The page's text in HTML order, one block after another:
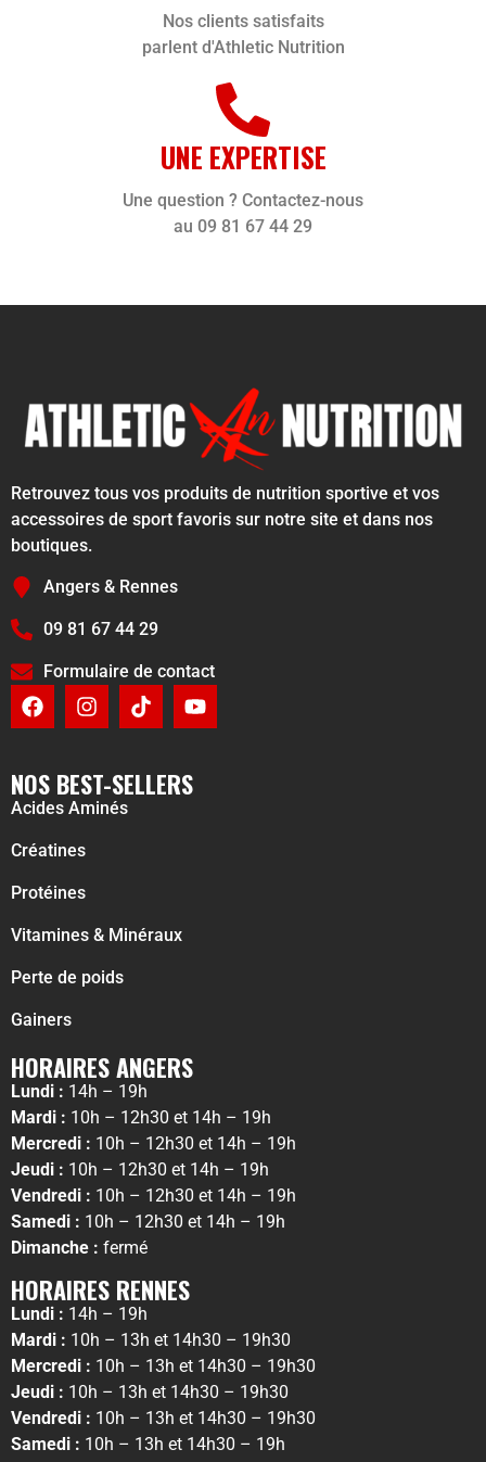
Nos clients satisfaits
parlent d'Athletic Nutrition
UNE EXPERTISE
Une question ? Contactez-nous
au 09 81 67 44 29
Retrouvez tous vos produits de nutrition sportive et vos
accessoires de sport favoris sur notre site et dans nos
boutiques.
Angers & Rennes
09 81 67 44 29
Formulaire de contact
NOS BEST-SELLERS
Acides Aminés
Créatines
Protéines
Vitamines & Minéraux
Perte de poids
Gainers
HORAIRES ANGERS
Lundi : 14h – 19h
Mardi : 10h – 12h30 et 14h – 19h
Mercredi : 10h – 12h30 et 14h – 19h
Jeudi : 10h – 12h30 et 14h – 19h
Vendredi : 10h – 12h30 et 14h – 19h
Samedi : 10h – 12h30 et 14h – 19h
Dimanche : fermé
HORAIRES RENNES
Lundi : 14h – 19h
Mardi : 10h – 13h et 14h30 – 19h30
Mercredi : 10h – 13h et 14h30 – 19h30
Jeudi : 10h – 13h et 14h30 – 19h30
Vendredi : 10h – 13h et 14h30 – 19h30
Samedi : 10h – 13h et 14h30 – 19h